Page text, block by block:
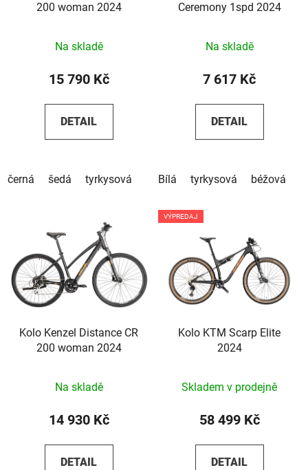
200 woman 2024
Na skladě
15 790 Kč
DETAIL
černá šedá tyrkysová
Ceremony 1spd 2024
Na skladě
7 617 Kč
DETAIL
Bílá tyrkysová béžová
Kolo Kenzel Distance CR
200 woman 2024
Na skladě
14 930 Kč
DETAIL
VÝPREDAJ
Kolo KTM Scarp Elite
2024
Skladem v prodejně
58 499 Kč
DETAIL